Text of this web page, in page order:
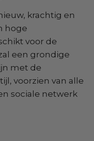
krachtig en
hoge
voor de
een grondige
met de
voorzien van alle
sociale netwerk